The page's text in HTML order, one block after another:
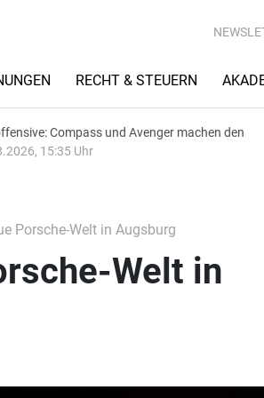
RECHT & STEUERN
Compass und Avenger machen den
15:35 Uhr
Porsche-Welt in Augsburg
Welt in